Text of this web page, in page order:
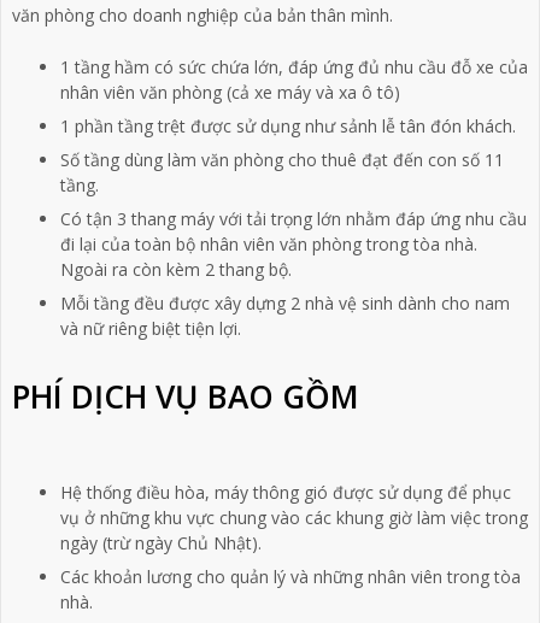
văn phòng cho doanh nghiệp của bản thân mình.
1 tầng hầm có sức chứa lớn, đáp ứng đủ nhu cầu đỗ xe của
nhân viên văn phòng (cả xe máy và xa ô tô)
1 phần tầng trệt được sử dụng như sảnh lễ tân đón khách.
Số tầng dùng làm văn phòng cho thuê đạt đến con số 11
tầng.
Có tận 3 thang máy với tải trọng lớn nhằm đáp ứng nhu cầu
đi lại của toàn bộ nhân viên văn phòng trong tòa nhà.
Ngoài ra còn kèm 2 thang bộ.
Mỗi tầng đều được xây dựng 2 nhà vệ sinh dành cho nam
và nữ riêng biệt tiện lợi.
PHÍ DỊCH VỤ BAO GỒM
Hệ thống điều hòa, máy thông gió được sử dụng để phục
vụ ở những khu vực chung vào các khung giờ làm việc trong
ngày (trừ ngày Chủ Nhật).
Các khoản lương cho quản lý và những nhân viên trong tòa
nhà.